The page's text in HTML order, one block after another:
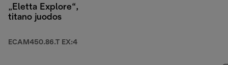
„Eletta Explore“,
titano juodos
ECAM450.86.T EX:4